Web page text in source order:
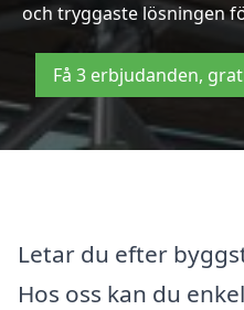
och tryggaste lösningen
Få 3 erbjudanden,
Letar du efter
Hos oss kan du